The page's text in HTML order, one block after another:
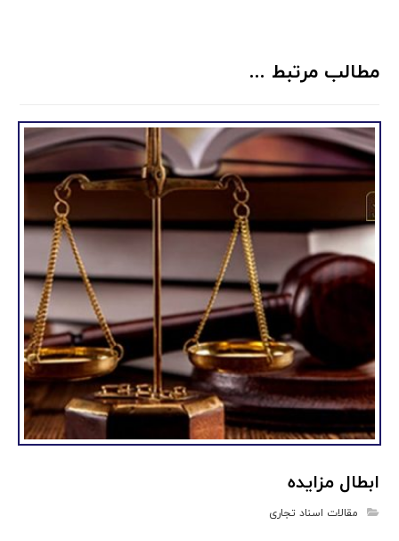
مطالب مرتبط ...
ابطال مزایده
مقالات اسناد تجاری